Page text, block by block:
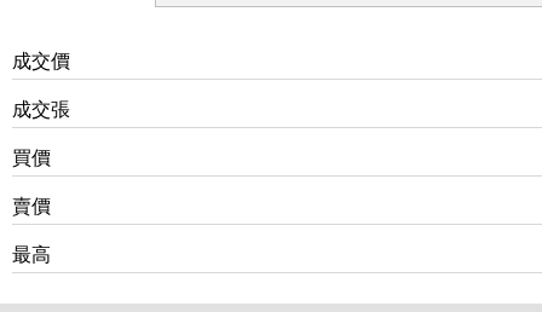
成交價
成交張
買價
賣價
最高